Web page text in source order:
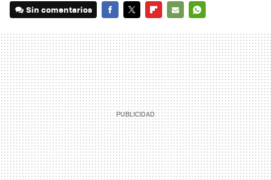
Sin comentarios
MAIL